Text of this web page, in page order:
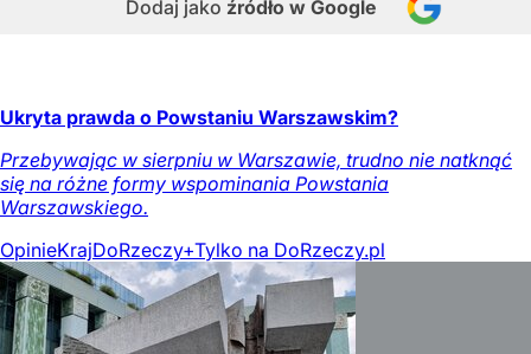
Dodaj jako źródło w Google
Ukryta prawda o Powstaniu Warszawskim?
Przebywając w sierpniu w Warszawie, trudno nie natknąć
się na różne formy wspominania Powstania
Warszawskiego.
OpinieKrajDoRzeczy+Tylko na DoRzeczy.pl